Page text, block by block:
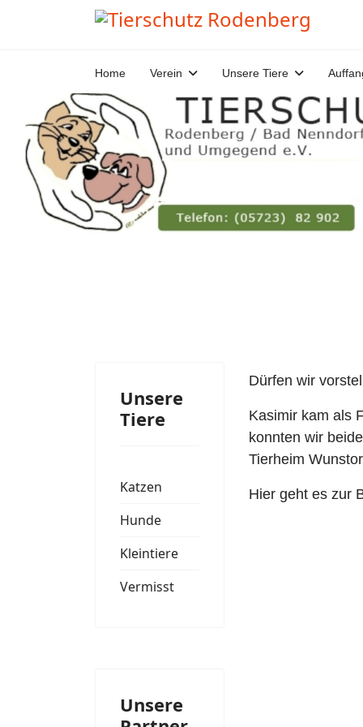
Home Verein Unsere Tiere
Unsere
Tiere
Katzen
Hunde
Kleintiere
Vermisst
Unsere
Dürfen wir
Kasimir kam als
konnten wir
Tierheim
Hier geht es zur